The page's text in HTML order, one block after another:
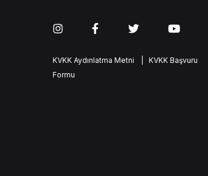
KVKK Aydınlatma Metni
| KVKK Başvuru
Formu